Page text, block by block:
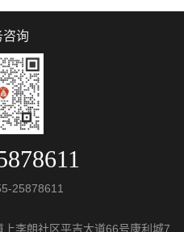
咨询
25878611
李朗社区平吉大道66号康利城7